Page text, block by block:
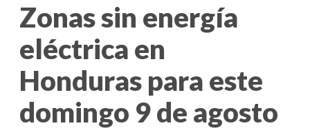
Zonas sin energía
eléctrica en
Honduras para este
domingo 9 de agosto